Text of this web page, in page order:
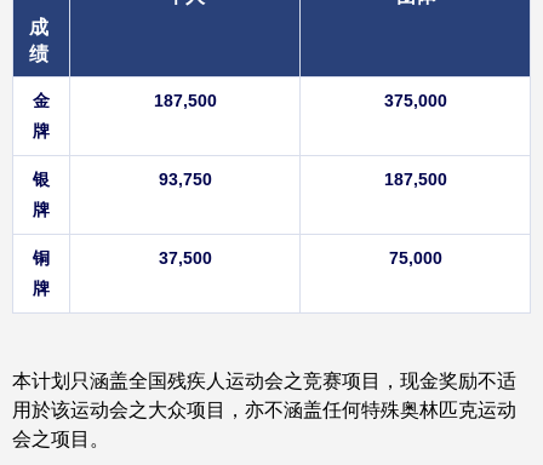
成
绩
金
牌
187,500 375,000
银
牌
93,750 187,500
铜
牌
37,500 75,000
本计划只涵盖全国残疾人运动会之竞赛项目，现金奖励不适
用於该运动会之大众项目，亦不涵盖任何特殊奥林匹克运动
会之项目。